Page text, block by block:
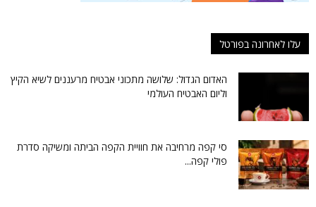
עלו לאחרונה בפורטל
האדום הגדול: שלושה מתכוני אבטיח מרעננים לשיא הקיץ
וליום האבטיח העולמי
סי קפה מרחיבה את חוויית הקפה הביתה ומשיקה סדרת
פולי קפה...